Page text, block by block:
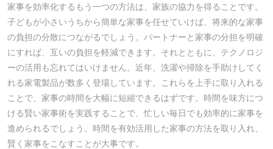
家事を効率化するもう一つの方法は、家族の協力を得ることです。
子どもが小さいうちから簡単な家事を任せていけば、将来的な家事
の負担の分散につながるでしょう。パートナーと家事の分担を明確
にすれば、互いの負担を軽減できます。それとともに、テクノロジ
ーの活用も忘れてはいけません。近年、洗濯や掃除を手助けしてく
れる家電製品が数多く登場しています。これらを上手に取り入れる
ことで、家事の時間を大幅に短縮できるはずです。時間を味方につ
ける賢い家事術を実践することで、忙しい毎日でも効率的に家事を
進められるでしょう。時間を有効活用した家事の方法を取り入れ、
賢く家事をこなすことが大事です。